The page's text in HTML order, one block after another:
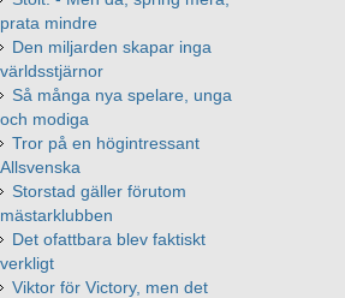
prata mindre
Den miljarden skapar inga
världsstjärnor
Så många nya spelare, unga
och modiga
Tror på en högintressant
Allsvenska
Storstad gäller förutom
mästarklubben
Det ofattbara blev faktiskt
verkligt
Viktor för Victory, men det